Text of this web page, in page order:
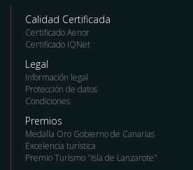
Calidad Certificada
Certificado Aenor
Certificado IQNet
Legal
Información legal
Protección de datos
Condiciones
Premios
Medalla Oro Gobierno de Canarias
Excelencia turística
Premio Turismo "Isla de Lanzarote"